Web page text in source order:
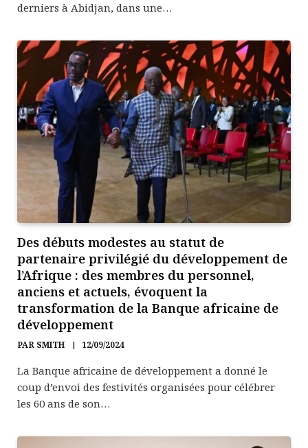
derniers à Abidjan, dans une…
Des débuts modestes au statut de
partenaire privilégié du développement de
l’Afrique : des membres du personnel,
anciens et actuels, évoquent la
transformation de la Banque africaine de
développement
PAR SMITH 12/09/2024
La Banque africaine de développement a donné le
coup d’envoi des festivités organisées pour célébrer
les 60 ans de son…